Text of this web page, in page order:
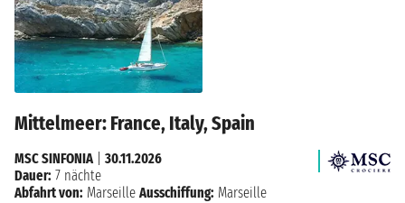
Mittelmeer: France, Italy, Spain
MSC SINFONIA| 30.11.2026
Dauer: 7 nächte
Abfahrt von: Marseille Ausschiffung: Marseille